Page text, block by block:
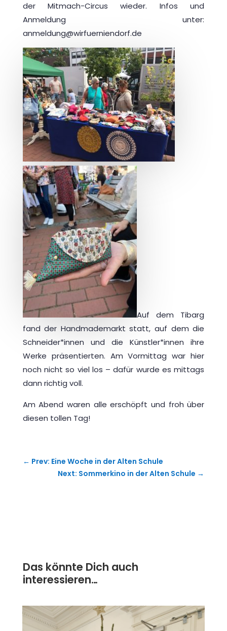
der Mitmach-Circus wieder. Infos und
Anmeldung unter:
anmeldung@wirfuerniendorf.de
Auf dem Tibarg
fand der Handmademarkt statt, auf dem die
Schneider*innen und die Künstler*innen ihre
Werke präsentierten. Am Vormittag war hier
noch nicht so viel los – dafür wurde es mittags
dann richtig voll.
Am Abend waren alle erschöpft und froh über
diesen tollen Tag!
← Prev: Eine Woche in der Alten Schule
Next: Sommerkino in der Alten Schule →
Das könnte Dich auch
interessieren…